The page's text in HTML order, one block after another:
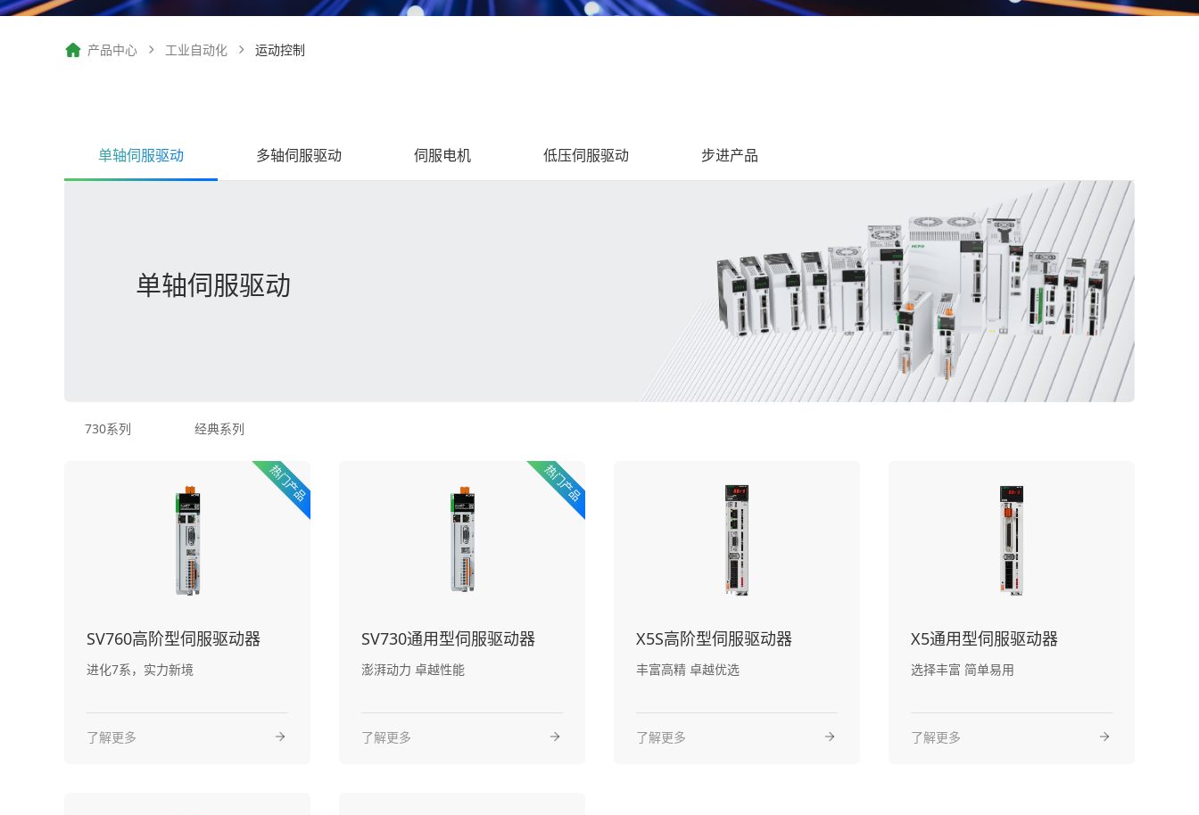
产品中心 工业自动化 运动控制
单轴伺服驱动 多轴伺服驱动 伺服电机 低压伺服驱动 步进产品
单轴伺服驱动
730系列 经典系列
SV760高阶型伺服驱动器
进化7系，实力新境
了解更多
SV730通用型伺服驱动器
澎湃动力 卓越性能
了解更多
X5S高阶型伺服驱动器
丰富高精 卓越优选
了解更多
X5通用型伺服驱动器
选择丰富 简单易用
了解更多